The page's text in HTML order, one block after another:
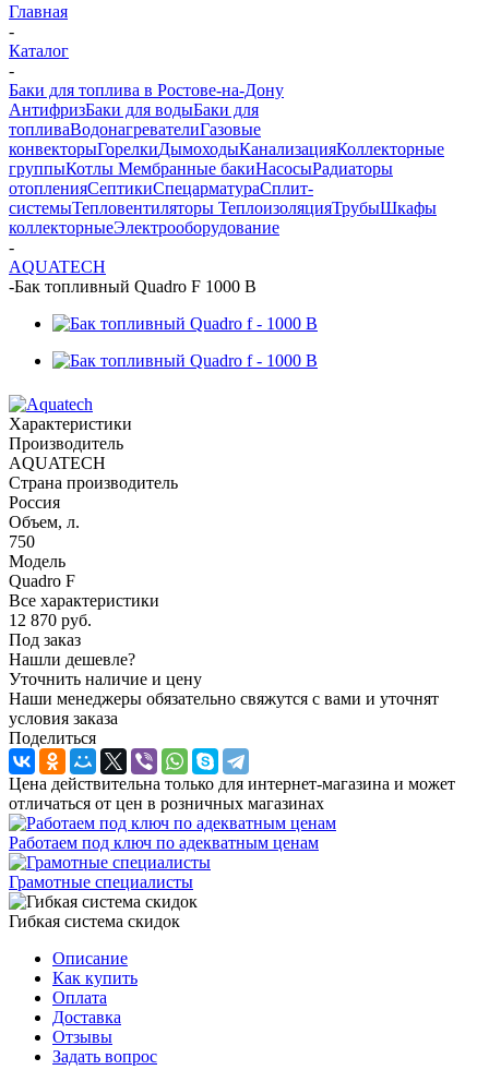
Главная
-
Каталог
-
Баки для топлива в Ростове-на-Дону
АнтифризБаки для водыБаки для
топливаВодонагревателиГазовые
конвекторыГорелкиДымоходыКанализацияКоллекторные
группыКотлы Мембранные бакиНасосыРадиаторы
отопленияСептикиСпецарматураСплит-
системыТепловентиляторы ТеплоизоляцияТрубыШкафы
коллекторныеЭлектрооборудование
-
AQUATECH
-Бак топливный Quadro F 1000 B
Характеристики
Производитель
AQUATECH
Страна производитель
Россия
Объем, л.
750
Модель
Quadro F
Все характеристики
12 870 руб.
Под заказ
Нашли дешевле?
Уточнить наличие и цену
Наши менеджеры обязательно свяжутся с вами и уточнят
условия заказа
Поделиться
Цена действительна только для интернет-магазина и может
отличаться от цен в розничных магазинах
Работаем под ключ по адекватным ценам
Грамотные специалисты
Гибкая система скидок
Описание
Как купить
Оплата
Доставка
Отзывы
Задать вопрос